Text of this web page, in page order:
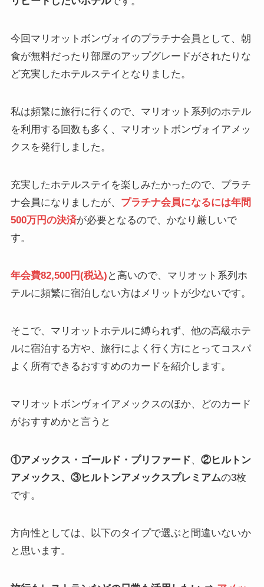
今回マリオットボンヴォイのプラチナ会員として、朝
食が無料だったり部屋のアップグレードがされたりな
ど充実したホテルステイとなりました。
私は頻繁に旅行に行くので、マリオット系列のホテル
を利用する回数も多く、マリオットボンヴォイアメッ
クスを発行しました。
充実したホテルステイを楽しみたかったので、プラチ
ナ会員になりましたが、 プラチナ会員になるには年間
500万円の決済が必要となるので、かなり厳しいで
す。
年会費82,500円(税込) と高いので、マリオット系列ホ
テルに頻繁に宿泊しない方はメリットが少ないです。
そこで、マリオットホテルに縛られず、他の高級ホテ
ルに宿泊する方や、旅行によく行く方にとってコスパ
よく所有できるおすすめのカードを紹介します。
マリオットボンヴォイアメックスのほか、どのカード
がおすすめかと言うと
①アメックス・ゴールド・プリファード、 ②ヒルトン
アメックス、③ヒルトンアメックスプレミアムの3枚
です。
方向性としては、以下のタイプで選ぶと間違いないか
と思います。